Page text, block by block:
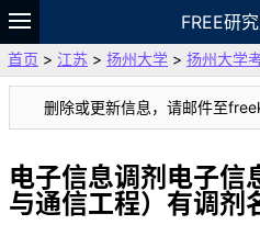
FREE研
题库
故事 专题
VIP
资料
首页 > 江苏 > 扬州大学 > 扬州大学
删除或更新信息，请邮件至
电子信息调剂电子
与通信工程）有调剂